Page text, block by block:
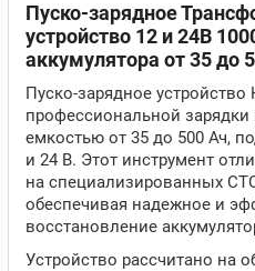
Пуско-зарядное
устройство 12 и 24В
аккумулятора от 35 до
Пуско-зарядное устройство
профессиональной зарядки
емкостью от 35 до 500 Ач,
и 24 В. Этот инструмент
на специализированных
обеспечивая надежное и
восстановление
Устройство рассчитано на